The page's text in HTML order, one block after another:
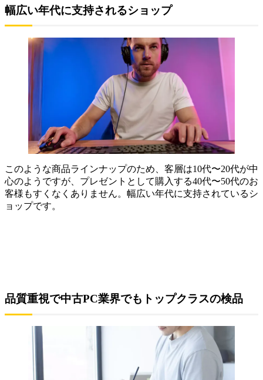
幅広い年代に支持されるショップ
このような商品ラインナップのため、客層は10代〜20代が中
心のようですが、プレゼントとして購入する40代〜50代のお
客様もすくなくありません。幅広い年代に支持されているシ
ョップです。
品質重視で中古PC業界でもトップクラスの検品